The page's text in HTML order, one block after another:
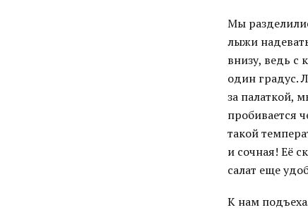
Мы
лыжи
внизу, ведь с
один градус.
за палаткой,
пробивается
такой
и сочная! Её
салат еще
К нам